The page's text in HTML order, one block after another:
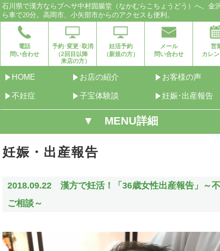
石川県で漢方ならブヘサ中村固腸堂（なかむらこちょうどう）へ。金
ら車で20分。高岡市、小矢部市からのアクセスも便利。
電話
問い合わせ
予約･変更･取消
（2回目以降
来店の方）
妊活予約
（新規の方）
メール
問い合わせ
営
カレ
HOME お店の紹介 お客様の声
不妊症 子宝体験談 妊娠･出産報告
▼ MENU詳細
妊娠・出産報告
2018.09.22 漢方で妊活！「36歳女性出産報告」～
ご相談～